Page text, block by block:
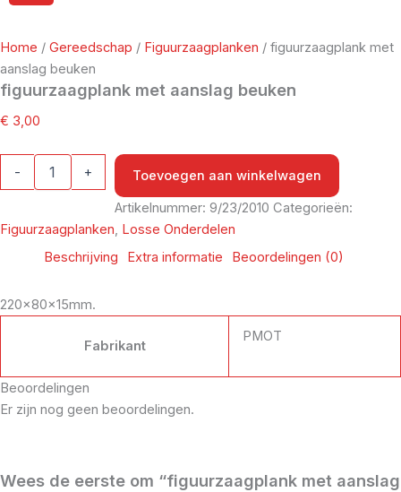
Home / Gereedschap / Figuurzaagplanken / figuurzaagplank met
aanslag beuken
figuurzaagplank met aanslag beuken
€ 3,00
- +
Toevoegen aan winkelwagen
Artikelnummer:9/23/2010Categorieën:
Figuurzaagplanken, Losse Onderdelen
Beschrijving
Extra informatie Beoordelingen (0)
220x80x15mm.
Fabrikant
PMOT
Beoordelingen
Er zijn nog geen beoordelingen.
Wees de eerste om “figuurzaagplank met aanslag